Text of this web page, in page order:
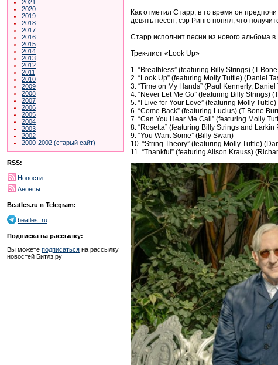
2021
2020
2019
2018
2017
2016
2015
2014
2013
2012
2011
2010
2009
2008
2007
2006
2005
2004
2003
2002
2000-2002 (старый сайт)
RSS:
Новости
Анонсы
Beatles.ru в Telegram:
beatles_ru
Подписка на рассылку:
Вы можете подписаться на рассылку
новостей Битлз.ру
Как отметил Старр, в то время он
девять песен, сэр Ринго понял, что
Старр исполнит песни из нового альбома
Трек-лист «Look Up»
1. “Breathless” (featuring Billy Strings) (T
2. “Look Up” (featuring Molly Tuttle) (Daniel
3. “Time on My Hands” (Paul Kennerly,
4. “Never Let Me Go” (featuring Billy Strings)
5. “I Live for Your Love” (featuring Molly
6. “Come Back” (featuring Lucius) (T Bone
7. “Can You Hear Me Call” (featuring Molly
8. “Rosetta” (featuring Billy Strings and Larkin
9. “You Want Some” (Billy Swan)
10. “String Theory” (featuring Molly Tuttle)
11. “Thankful” (featuring Alison Krauss)